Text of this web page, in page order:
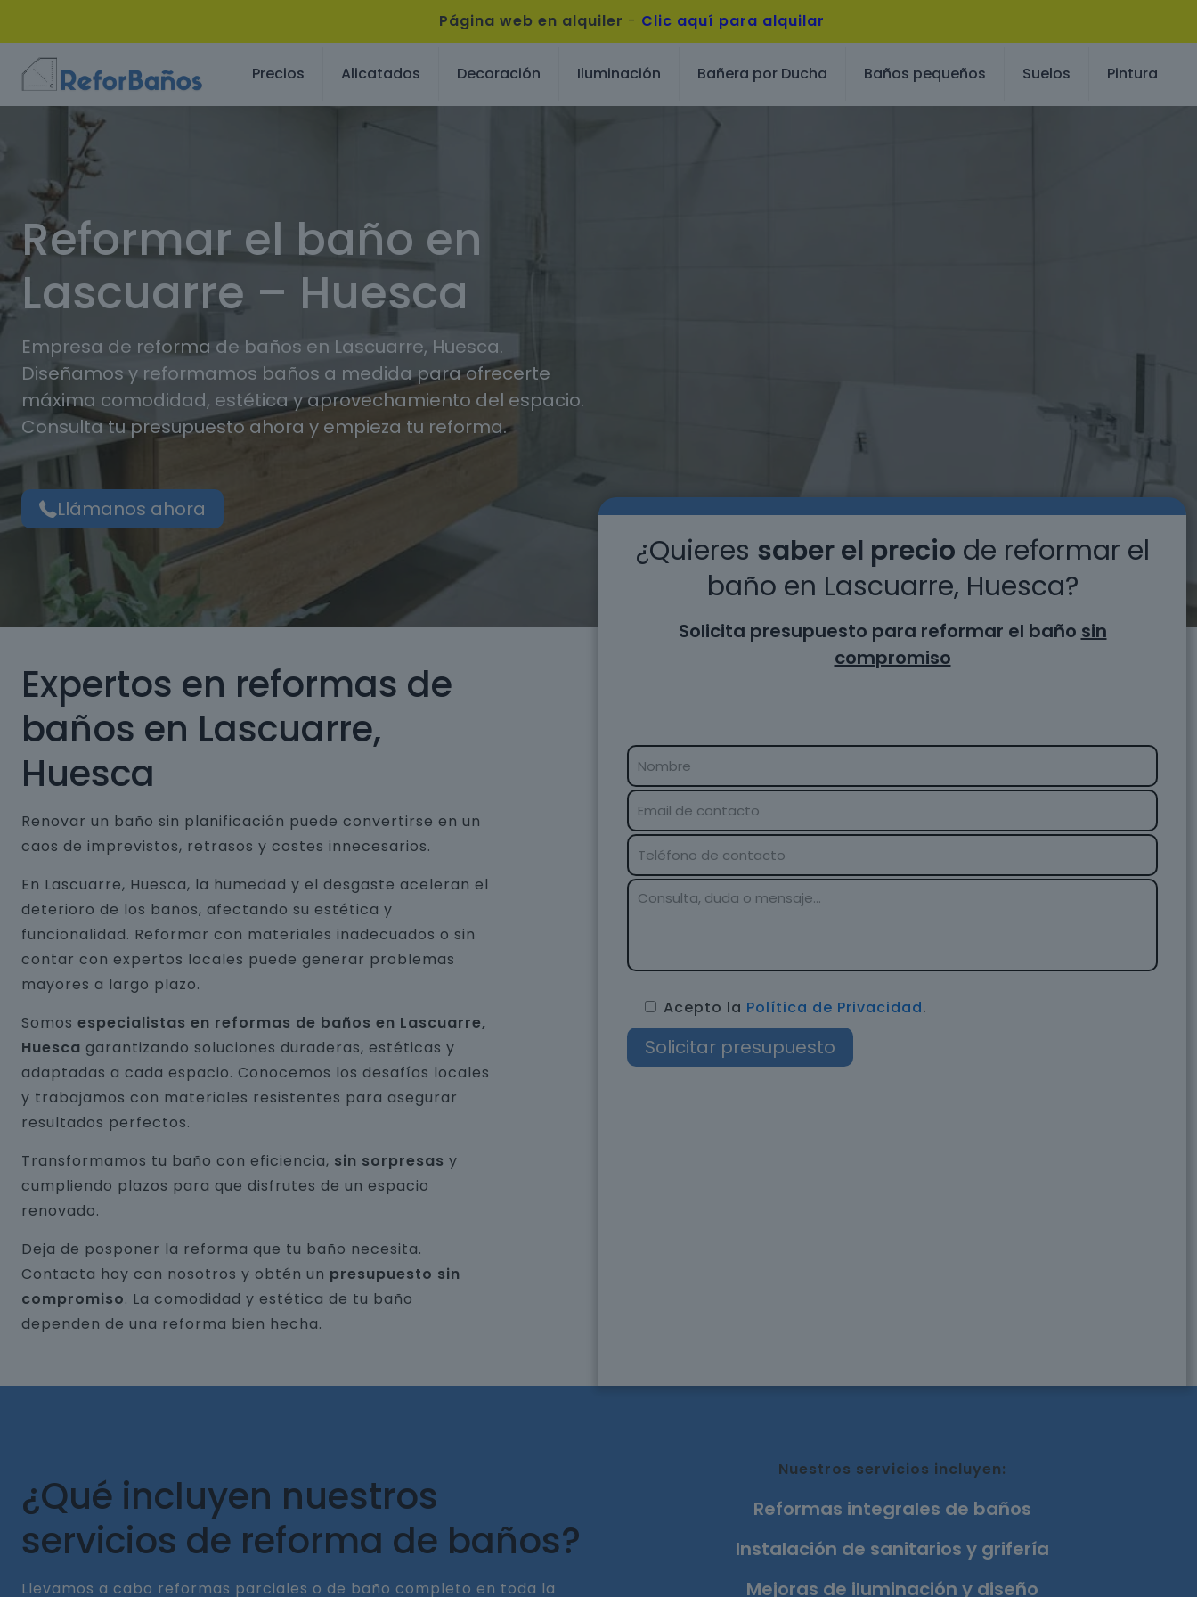
Página web en alquiler - Clic aquí para alquilar
Precios Alicatados Decoración Iluminación Bañera por Ducha Baños pequeños Suelos Pintura
Reformar el baño en
Lascuarre – Huesca
Empresa de reforma de baños en Lascuarre, Huesca.
Diseñamos y reformamos baños a medida para ofrecerte
máxima comodidad, estética y aprovechamiento del espacio.
Consulta tu presupuesto ahora y empieza tu reforma.
Llámanos ahora
Expertos en reformas de
baños en Lascuarre,
Huesca
Renovar un baño sin planificación puede convertirse en un
caos de imprevistos, retrasos y costes innecesarios.
En Lascuarre, Huesca, la humedad y el desgaste aceleran el
deterioro de los baños, afectando su estética y
funcionalidad. Reformar con materiales inadecuados o sin
contar con expertos locales puede generar problemas
mayores a largo plazo.
Somos especialistas en reformas de baños en Lascuarre,
Huesca garantizando soluciones duraderas, estéticas y
adaptadas a cada espacio. Conocemos los desafíos locales
y trabajamos con materiales resistentes para asegurar
resultados perfectos.
Transformamos tu baño con eficiencia, sin sorpresas y
cumpliendo plazos para que disfrutes de un espacio
renovado.
Deja de posponer la reforma que tu baño necesita.
Contacta hoy con nosotros y obtén un presupuesto sin
compromiso. La comodidad y estética de tu baño
dependen de una reforma bien hecha.
¿Quieres saber el precio de reformar el
baño en Lascuarre, Huesca?
Solicita presupuesto para reformar el baño sin
compromiso
Acepto la Política de Privacidad.
¿Qué incluyen nuestros
servicios de reforma de baños?
Llevamos a cabo reformas parciales o de baño completo en toda la
Nuestros servicios incluyen:
Reformas integrales de baños
Instalación de sanitarios y grifería
Mejoras de iluminación y diseño